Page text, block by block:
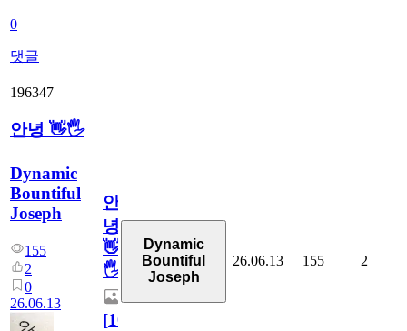
0
댓글
196347
안녕 👋🖐
Dynamic
Bountiful
Joseph
155
2
0
26.06.13
안
녕
👋
🖐
[10
Dynamic
Bountiful
Joseph
26.06.13 155 2